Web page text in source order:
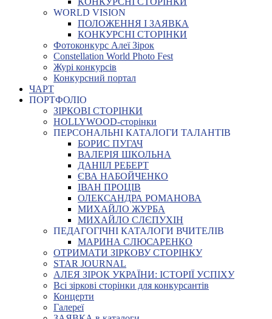
WORLD VISION
ПОЛОЖЕННЯ І ЗАЯВКА
КОНКУРСНІ СТОРІНКИ
Фотоконкурс Алеї Зірок
Constellation World Photo Fest
Журі конкурсів
Конкурсний портал
ЧАРТ
ПОРТФОЛІО
ЗІРКОВІ СТОРІНКИ
HOLLYWOOD-сторінки
ПЕРСОНАЛЬНІ КАТАЛОГИ ТАЛАНТІВ
БОРИС ПУГАЧ
ВАЛЕРІЯ ШКОЛЬНА
ДАНІІЛ РЕБЕРТ
ЄВА НАБОЙЧЕНКО
ІВАН ПРОЦІВ
ОЛЕКСАНДРА РОМАНОВА
МИХАЙЛО ЖУРБА
МИХАЙЛО СЛЄПУХІН
ПЕДАГОГІЧНІ КАТАЛОГИ ВЧИТЕЛІВ
МАРИНА СЛЮСАРЕНКО
ОТРИМАТИ ЗІРКОВУ СТОРІНКУ
STAR JOURNAL
АЛЕЯ ЗІРОК УКРАЇНИ: ІСТОРІЇ УСПІХУ
Всі зіркові сторінки для конкурсантів
Концерти
Галереї